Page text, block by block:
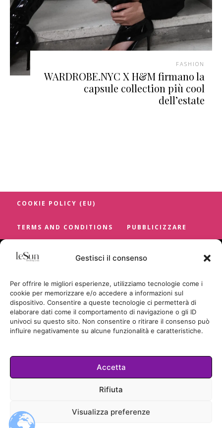
Gestisci il consenso
Per offrire le migliori esperienze, utilizziamo tecnologie come i
cookie per memorizzare e/o accedere a informazioni sul
dispositivo. Consentire a queste tecnologie ci permetterà di
elaborare dati come il comportamento di navigazione o gli ID
univoci su questo sito. Non consentire o ritirare il consenso può
influire negativamente su alcune funzionalità e caratteristiche.
Accetta
Rifiuta
Visualizza preferenze
FASHION
WARDROBE.NYC X H&M firmano la
capsule collection più cool
dell’estate
COOKIE POLICY (EU)
TERMS AND CONDITIONS PUBBLICIZZARE
Cookie Policy
© LESUN.IT BY SUNCICA BADRIC